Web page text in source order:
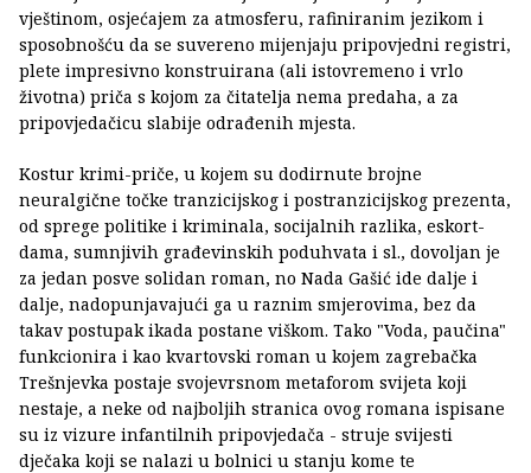
vještinom, osjećajem za atmosferu, rafiniranim jezikom i
sposobnošću da se suvereno mijenjaju pripovjedni registri,
plete impresivno konstruirana (ali istovremeno i vrlo
životna) priča s kojom za čitatelja nema predaha, a za
pripovjedačicu slabije odrađenih mjesta.
Kostur krimi-priče, u kojem su dodirnute brojne
neuralgične točke tranzicijskog i postranzicijskog prezenta,
od sprege politike i kriminala, socijalnih razlika, eskort-
dama, sumnjivih građevinskih poduhvata i sl., dovoljan je
za jedan posve solidan roman, no Nada Gašić ide dalje i
dalje, nadopunjavajući ga u raznim smjerovima, bez da
takav postupak ikada postane viškom. Tako "Voda, paučina"
funkcionira i kao kvartovski roman u kojem zagrebačka
Trešnjevka postaje svojevrsnom metaforom svijeta koji
nestaje, a neke od najboljih stranica ovog romana ispisane
su iz vizure infantilnih pripovjedača - struje svijesti
dječaka koji se nalazi u bolnici u stanju kome te